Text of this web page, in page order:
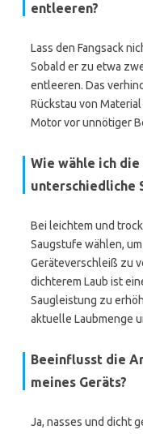
entleeren?
Lass den Fangsack
Sobald er zu etwa
entleeren. Das
Rückstau von
Motor vor unnötiger
Wie wähle ich
unterschiedliche
Bei leichtem und
Saugstufe wählen,
Geräteverschleiß zu
dichterem Laub ist
Saugleistung zu
aktuelle Laubmenge
Beeinflusst die
meines Geräts?
Ja, nasses und dicht